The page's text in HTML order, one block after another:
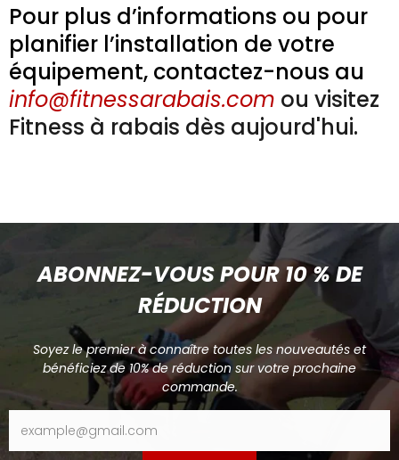
Pour plus d’informations ou pour
planifier l’installation de votre
équipement, contactez-nous au
info@fitnessarabais.com ou visitez
Fitness à rabais dès aujourd'hui.
ABONNEZ-VOUS POUR 10 % DE
RÉDUCTION
Soyez le premier à connaître toutes les nouveautés et
bénéficiez de 10% de réduction sur votre prochaine
commande.